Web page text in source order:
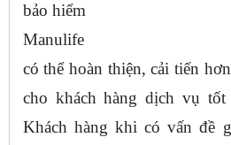
bảo hiểm
Manulife
có thể hoàn thiện, cải tiến
cho khách hàng dịch vụ
Khách hàng khi có vấn đề